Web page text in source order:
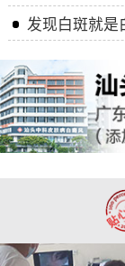
发现白斑就是